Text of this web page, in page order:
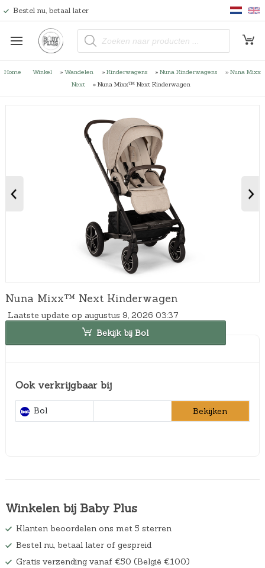
Bestel nu, betaal later
P
o
c
t
Home Winkel » Wandelen » Kinderwagens » Nuna Kinderwagens » Nuna Mixx
Next
» Nuna Mixx™ Next Kinderwagen
Nuna Mixx™ Next Kinderwagen
Laatste update op augustus 9, 2026 03:37
Bekijk bij Bol
Ook verkrijgbaar bij
Bol Bekijken
Winkelen bij Baby Plus
Klanten beoordelen ons met 5 sterren
Bestel nu, betaal later of gespreid
Gratis verzending vanaf €50 (België €100)